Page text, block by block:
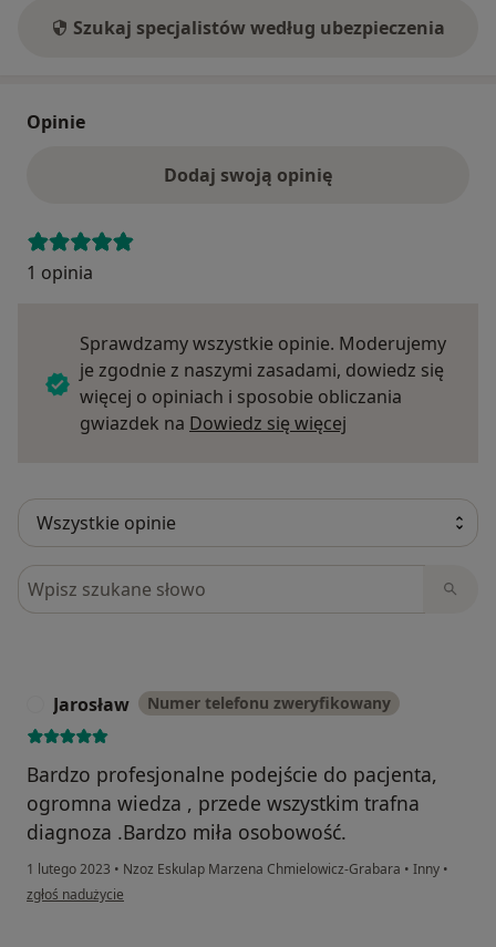
Szukaj specjalistów według ubezpieczenia
Opinie
Dodaj swoją opinię
1 opinia
Sprawdzamy wszystkie opinie. Moderujemy
je zgodnie z naszymi zasadami, dowiedz się
więcej o opiniach i sposobie obliczania
gwiazdek na Dowiedz się więcej
Szukaj w opiniach
Jarosław Numer telefonu zweryfikowany
Bardzo profesjonalne podejście do pacjenta,
ogromna wiedza , przede wszystkim trafna
diagnoza .Bardzo miła osobowość.
1 lutego 2023 • Nzoz Eskulap Marzena Chmielowicz-Grabara • Inny •
w opinii użytkownika Jarosław
zgłoś nadużycie